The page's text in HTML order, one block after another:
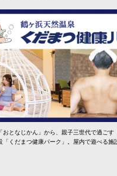
おとなじかん」から、親子三世代で過ごす
「くだまつ健康パーク」。屋内で遊べる施